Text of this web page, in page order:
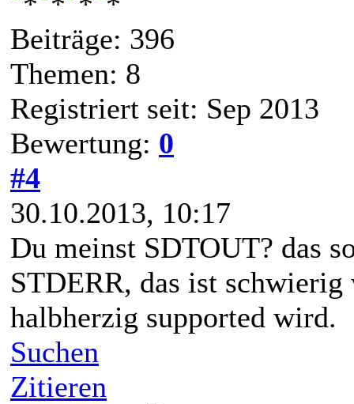
Beiträge: 396
Themen: 8
Registriert seit: Sep 2013
Bewertung: 0
#4
30.10.2013, 10:17
Du meinst SDTOUT? das
STDERR, das ist
halbherzig supported wird.
Suchen
Zitieren